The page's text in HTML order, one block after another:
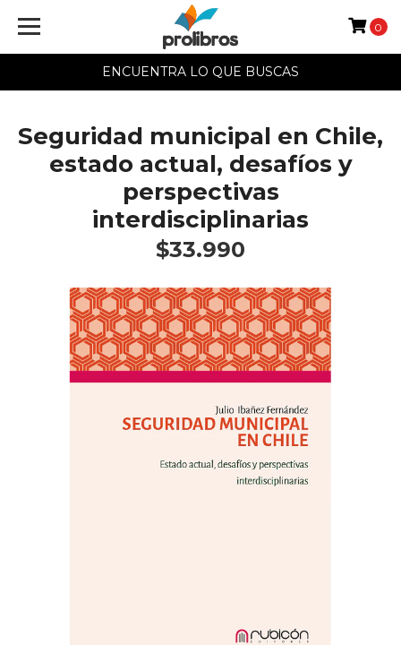
ENCUENTRA LO QUE BUSCAS
0
Seguridad municipal en Chile,
estado actual, desafíos y
perspectivas
interdisciplinarias
$33.990